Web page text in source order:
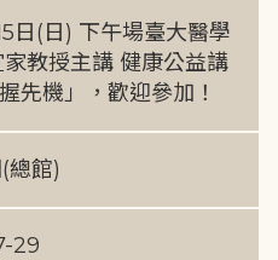
日(日) 下午場臺大醫學
教授主講 健康公益講
先機」，歡迎參加！
總館)
29